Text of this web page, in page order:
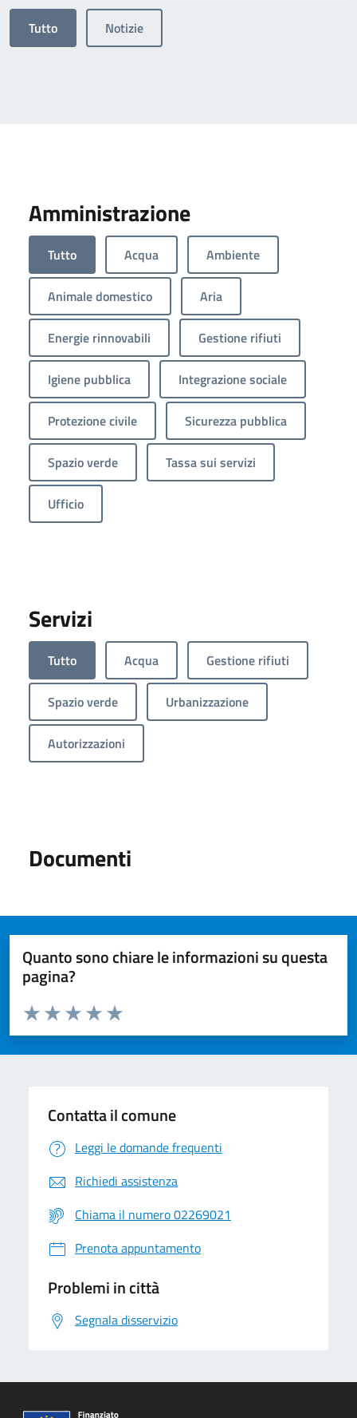
Tutto Notizie
Amministrazione
Tutto Acqua Ambiente
Animale domestico Aria
Energie rinnovabili Gestione rifiuti
Igiene pubblica Integrazione sociale
Protezione civile Sicurezza pubblica
Spazio verde Tassa sui servizi
Ufficio
Servizi
Tutto Acqua Gestione rifiuti
Spazio verde Urbanizzazione
Autorizzazioni
Documenti
Quanto sono chiare le informazioni su questa
pagina?
Valuta da 1 a 5 stelle la pagina
Valuta 5 stelle su 5
Valuta 4 stelle su 5
Valuta 3 stelle su 5
Valuta 2 stelle su 5
Valuta 1 stelle su 5
Contatta il comune
Leggi le domande frequenti
Richiedi assistenza
Chiama il numero 02269021
Prenota appuntamento
Problemi in città
Segnala disservizio